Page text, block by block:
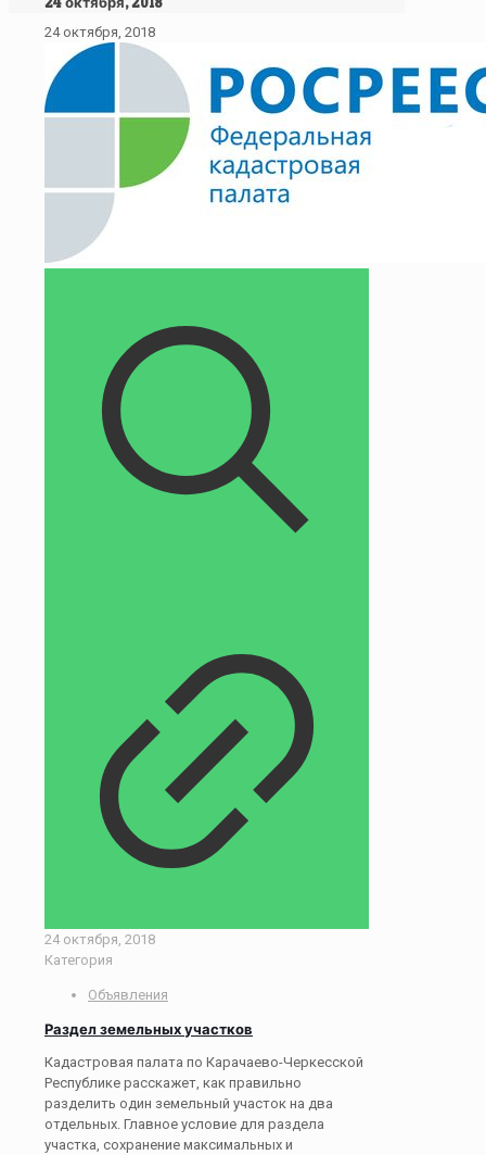
24 октября, 2018
24 октября, 2018
Категория
Объявления
Раздел земельных участков
Кадастровая палата по Карачаево-Черкесской
Республике расскажет, как правильно
разделить один земельный участок на два
отдельных. Главное условие для раздела
участка, сохранение максимальных и